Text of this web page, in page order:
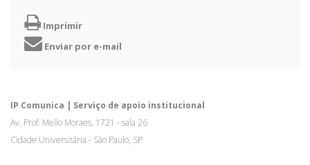
Imprimir
Enviar por e-mail
IP Comunica | Serviço de apoio institucional
Av. Prof. Mello Moraes, 1721 - sala 26
Cidade Universitária - São Paulo, SP